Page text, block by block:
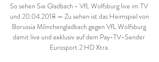
So sehen Sie Gladbach - VfL Wolfsburg live im TV
und 20.04.2018 — Zu sehen ist das Heimspiel von
Borussia Mönchengladbach gegen VfL Wolfsburg
damit live und exklusiv auf dem Pay-TV-Sender
Eurosport 2 HD Xtra.